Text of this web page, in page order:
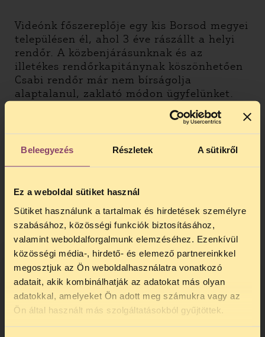
Beleegyezés Részletek A sütikről
Ez a weboldal sütiket használ
Sütiket használunk a tartalmak és hirdetések személyre
szabásához, közösségi funkciók biztosításához,
valamint weboldalforgalmunk elemzéséhez. Ezenkívül
közösségi média-, hirdető- és elemező partnereinkkel
megosztjuk az Ön weboldalhasználatra vonatkozó
adatait, akik kombinálhatják az adatokat más olyan
adatokkal, amelyeket Ön adott meg számukra vagy az
Ön által használt más szolgáltatásokból gyűjtöttek.
Videónk főszereplője egy kis Borsod megyei
településen él, ahol 3 éve rászállt a helyi
rendőr. A közbenjárásunknak és az
illetékes rendőrkapitánynak köszönhetően
Csabi rendőr már nem bírságolja
alaptalanul, zaklató módon ügyfelünket.
TELEFONOS JOGSEGÉLY
SZÜNET!